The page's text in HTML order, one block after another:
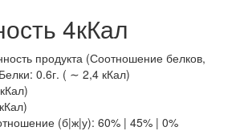
4кКал
продукта (Соотношение белков,
0.6г. ( ∼ 2,4 кКал)
(б|ж|у): 60% | 45% | 0%